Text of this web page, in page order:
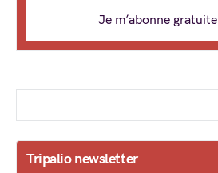
Je m’abonne
Tripalio newsletter